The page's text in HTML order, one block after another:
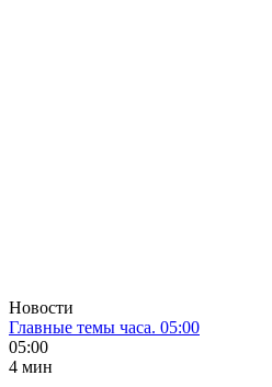
Новости
Главные темы часа. 05:00
05:00
4 мин